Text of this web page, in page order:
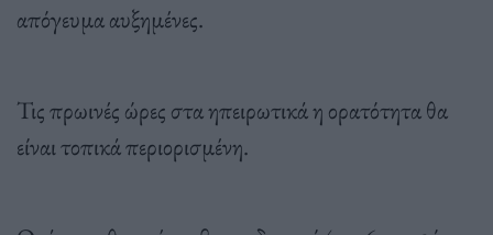
απόγευμα αυξημένες.
Τις πρωινές ώρες στα ηπειρωτικά η ορατότητα θα
είναι τοπικά περιορισμένη.